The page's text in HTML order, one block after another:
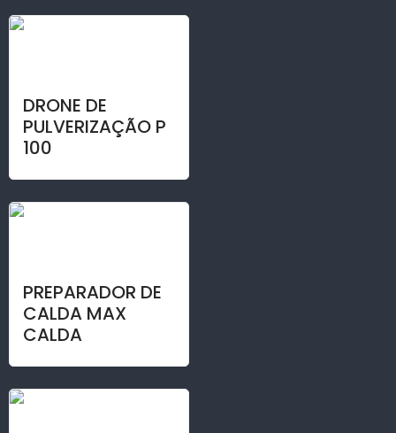
DRONE DE
PULVERIZAÇÃO P
100
PREPARADOR DE
CALDA MAX
CALDA